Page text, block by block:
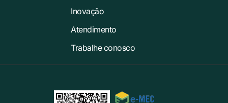
Inovação
Atendimento
Trabalhe conosco